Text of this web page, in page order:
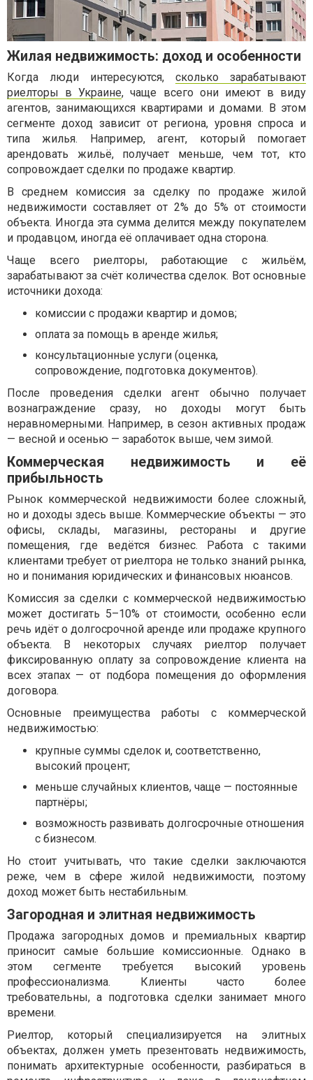
Жилая недвижимость: доход и особенности
Когда люди интересуются, сколько зарабатывают
риелторы в Украине, чаще всего они имеют в виду
агентов, занимающихся квартирами и домами. В этом
сегменте доход зависит от региона, уровня спроса и
типа жилья. Например, агент, который помогает
арендовать жильё, получает меньше, чем тот, кто
сопровождает сделки по продаже квартир.
В среднем комиссия за сделку по продаже жилой
недвижимости составляет от 2% до 5% от стоимости
объекта. Иногда эта сумма делится между покупателем
и продавцом, иногда её оплачивает одна сторона.
Чаще всего риелторы, работающие с жильём,
зарабатывают за счёт количества сделок. Вот основные
источники дохода:
комиссии с продажи квартир и домов;
оплата за помощь в аренде жилья;
консультационные услуги (оценка,
сопровождение, подготовка документов).
После проведения сделки агент обычно получает
вознаграждение сразу, но доходы могут быть
неравномерными. Например, в сезон активных продаж
— весной и осенью — заработок выше, чем зимой.
Коммерческая недвижимость и её
прибыльность
Рынок коммерческой недвижимости более сложный,
но и доходы здесь выше. Коммерческие объекты — это
офисы, склады, магазины, рестораны и другие
помещения, где ведётся бизнес. Работа с такими
клиентами требует от риелтора не только знаний рынка,
но и понимания юридических и финансовых нюансов.
Комиссия за сделки с коммерческой недвижимостью
может достигать 5–10% от стоимости, особенно если
речь идёт о долгосрочной аренде или продаже крупного
объекта. В некоторых случаях риелтор получает
фиксированную оплату за сопровождение клиента на
всех этапах — от подбора помещения до оформления
договора.
Основные преимущества работы с коммерческой
недвижимостью:
крупные суммы сделок и, соответственно,
высокий процент;
меньше случайных клиентов, чаще — постоянные
партнёры;
возможность развивать долгосрочные отношения
с бизнесом.
Но стоит учитывать, что такие сделки заключаются
реже, чем в сфере жилой недвижимости, поэтому
доход может быть нестабильным.
Загородная и элитная недвижимость
Продажа загородных домов и премиальных квартир
приносит самые большие комиссионные. Однако в
этом сегменте требуется высокий уровень
профессионализма. Клиенты часто более
требовательны, а подготовка сделки занимает много
времени.
Риелтор, который специализируется на элитных
объектах, должен уметь презентовать недвижимость,
понимать архитектурные особенности, разбираться в